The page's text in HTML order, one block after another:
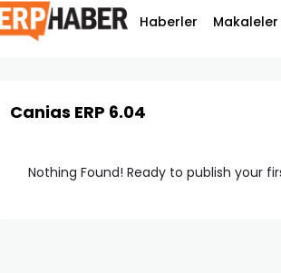
Haberler Makaleler
Canias ERP 6.04
Nothing Found! Ready to publish your